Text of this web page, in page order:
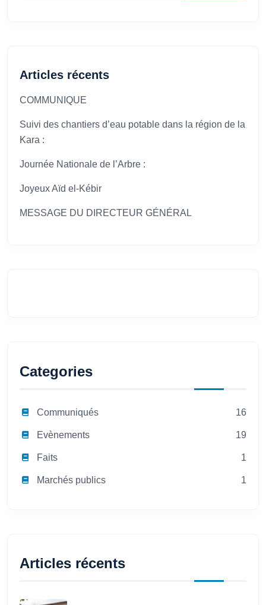
Articles récents
COMMUNIQUE
Suivi des chantiers d’eau potable dans la région de la
Kara :
Journée Nationale de l’Arbre :
Joyeux Aïd el-Kébir
MESSAGE DU DIRECTEUR GÉNÉRAL
Categories
Communiqués 16
Evènements 19
Faits 1
Marchés publics 1
Articles récents